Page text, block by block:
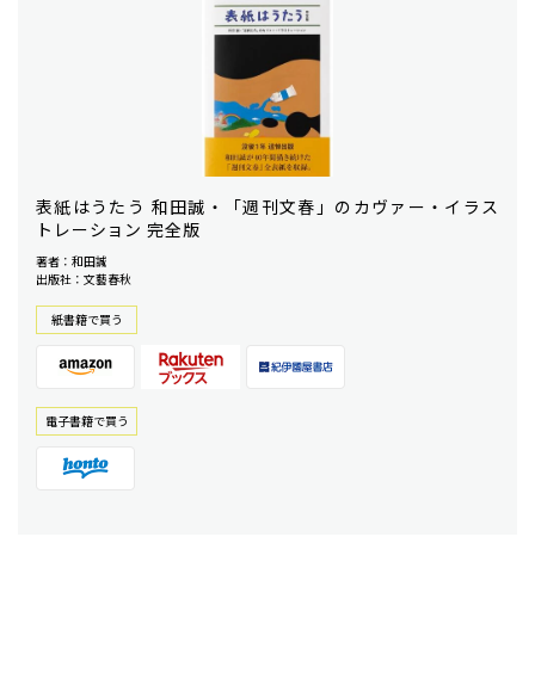
表紙はうたう 和田誠・「週刊文春」のカヴァー・イラス
トレーション 完全版
著者：和田誠
出版社：文藝春秋
紙書籍で買う
電⼦書籍で買う